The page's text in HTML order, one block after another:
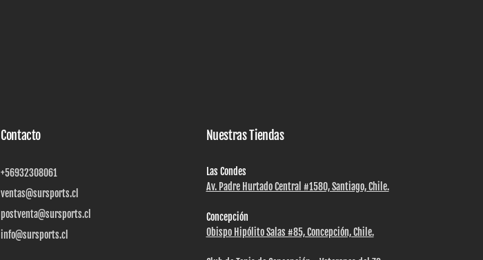
Contacto
+56932308061
ventas@sursports.cl
postventa@sursports.cl
info@sursports.cl
Nuestras Tiendas
Las Condes
Av. Padre Hurtado Central #1580, Santiago, Chile.
Concepción
Obispo Hipólito Salas #85, Concepción, Chile.